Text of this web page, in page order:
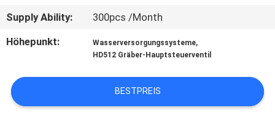
NACHRICHTEN
ALLE
FÄLLE
Supply Ability:
300pcs /Month
Höhepunkt:
Wasserversorgungssysteme,
HD512 Gräber-Hauptsteuerventil
BESTPREIS